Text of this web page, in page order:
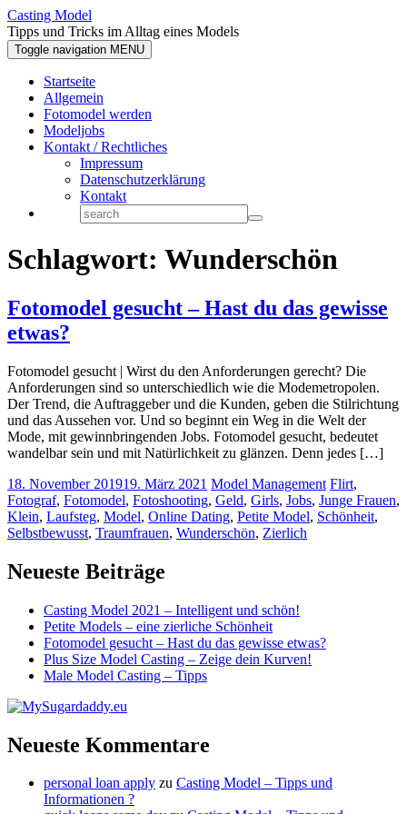
Casting Model
Tipps und Tricks im Alltag eines Models
Toggle navigation MENU
Startseite
Allgemein
Fotomodel werden
Modeljobs
Kontakt / Rechtliches
Impressum
Datenschutzerklärung
Kontakt
Schlagwort: Wunderschön
Fotomodel gesucht – Hast du das gewisse
etwas?
Fotomodel gesucht | Wirst du den Anforderungen gerecht? Die
Anforderungen sind so unterschiedlich wie die Modemetropolen.
Der Trend, die Auftraggeber und die Kunden, geben die Stilrichtung
und das Aussehen vor. Und so beginnt ein Weg in die Welt der
Mode, mit gewinnbringenden Jobs. Fotomodel gesucht, bedeutet
wandelbar sein und mit Natürlichkeit zu glänzen. Denn jedes […]
18. November 201919. März 2021 Model Management Flirt,
Fotograf, Fotomodel, Fotoshooting, Geld, Girls, Jobs, Junge Frauen,
Klein, Laufsteg, Model, Online Dating, Petite Model, Schönheit,
Selbstbewusst, Traumfrauen, Wunderschön, Zierlich
Neueste Beiträge
Casting Model 2021 – Intelligent und schön!
Petite Models – eine zierliche Schönheit
Fotomodel gesucht – Hast du das gewisse etwas?
Plus Size Model Casting – Zeige dein Kurven!
Male Model Casting – Tipps
Neueste Kommentare
personal loan apply zu Casting Model – Tipps und
Informationen ?